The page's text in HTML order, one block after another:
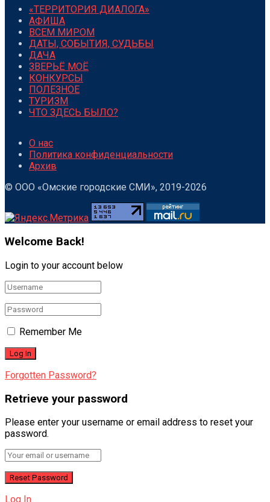
«ТЕРРИТОРИЯ ДИАЛОГА»
АФИША
ВСЕМ МИРОМ
ДАТЫ, СОБЫТИЯ, СУДЬБЫ
ДАЧА
ЗВЕРЬЁ МОЁ
КОНКУРСЫ
ПОЛЕЗНОЕ
ТУРИЗМ
ЧТО ЗДЕСЬ БЫЛО?
О нас
Политика конфиденциальности
Архив
© ООО «Омские городские СМИ», 2019-2026
Welcome Back!
Login to your account below
Remember Me
Forgotten Password?
Retrieve your password
Please enter your username or email address to reset your
password.
Log In